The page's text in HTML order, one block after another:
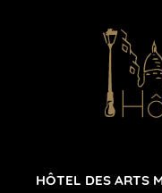
HÔTEL DES ARTS